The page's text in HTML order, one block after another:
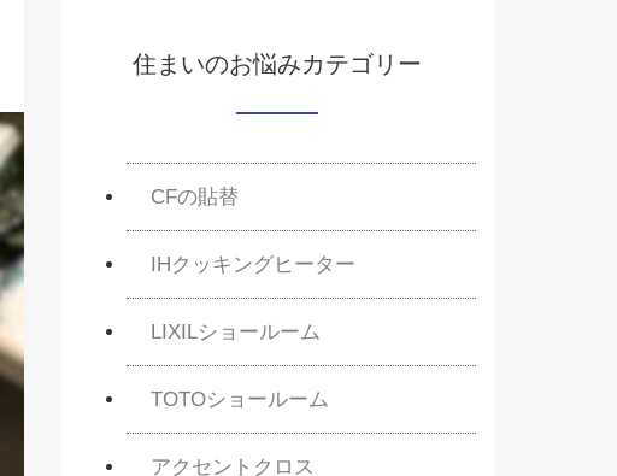
住まいのお悩みカテゴリー
CFの貼替
IHクッキングヒーター
LIXILショールーム
TOTOショールーム
アクセントクロス